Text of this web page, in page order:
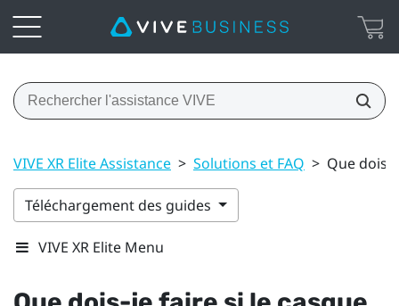
VIVE XR Elite Assistance > Solutions et FAQ > Que dois-
Téléchargement des guides
VIVE XR Elite Menu